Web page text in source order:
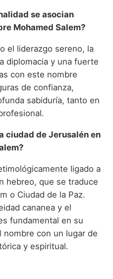
se asocian
Mohamed Salem?
el liderazgo sereno, la
diplomacia y una fuerte
con este nombre
de confianza,
sabiduría, tanto en
ciudad de Jerusalén en
ligado a
hebreo, que se traduce
o Ciudad de la Paz.
cananea y el
fundamental en su
con un lugar de
y espiritual.